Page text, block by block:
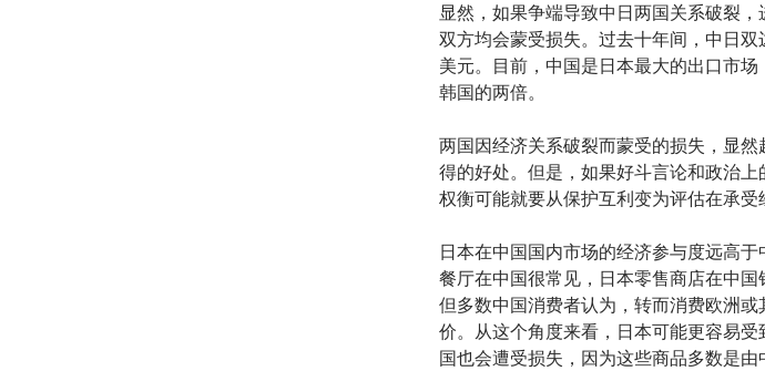
显然，如果争端导致中日两国关系破裂
双方均会蒙受损失。过去十年间，中日
美元。目前，中国是日本最大的出口市
韩国的两倍。
两国因经济关系破裂而蒙受的损失，显
得的好处。但是，如果好斗言论和政治
权衡可能就要从保护互利变为评估在承受
日本在中国国内市场的经济参与度远高
餐厅在中国很常见，日本零售商店在中国
但多数中国消费者认为，转而消费欧洲
价。从这个角度来看，日本可能更容易
国也会遭受损失，因为这些商品多数是